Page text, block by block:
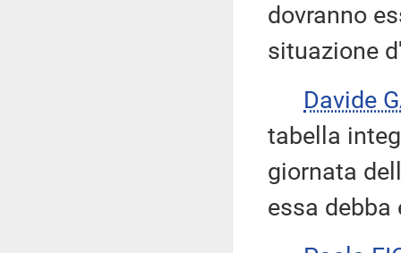
dovranno
situazione
Davide
tabella
giornata
essa debba